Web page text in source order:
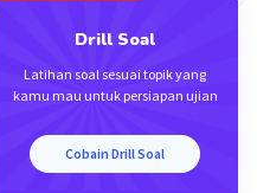
+ 4 = 25 tahun
Drill Soal
Latihan soal sesuai topik yang
kamu mau untuk persiapan ujian
Cobain Drill Soal